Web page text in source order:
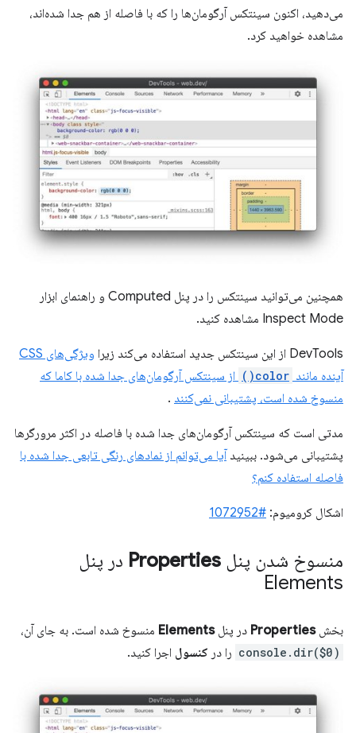
می‌دهید، اکنون سینتکس آرگومان‌ها را که با فاصله از هم جدا شده‌اند،
مشاهده خواهید کرد.
همچنین می‌توانید سینتکس را در پنل Computed و راهنمای ابزار
Inspect Mode مشاهده کنید.
DevTools از این سینتکس جدید استفاده می‌کند زیرا
ویژگی‌های CSS
آینده مانند color()
از سینتکس آرگومان‌های جدا شده با کاما که
منسوخ شده است، پشتیبانی نمی‌کنند .
مدتی است که سینتکس آرگومان‌های جدا شده با فاصله در اکثر مرورگرها
پشتیبانی می‌شود. ببینیدآیا می‌توانم از نمادهای رنگی تابعی جدا شده با
فاصله استفاده کنم؟
اشکال کرومیوم: #1072952
منسوخ شدن پنل Properties در پنل
Elements
بخشProperties در پنلElements منسوخ شده است. به جای آن،
console.dir($0) را در کنسول اجرا کنید.